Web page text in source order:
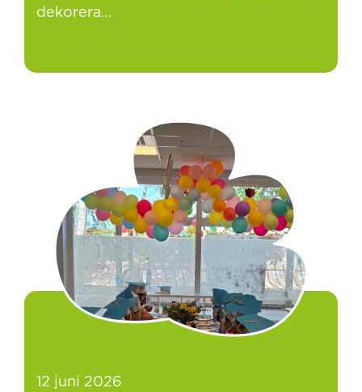
dekorera…
12 juni 2026